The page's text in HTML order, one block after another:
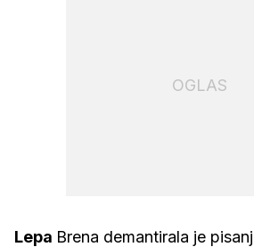
OGLAS
Lepa Brena demantirala je